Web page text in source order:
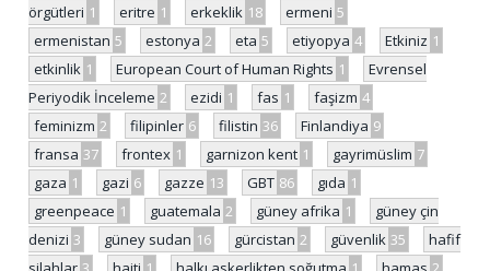
örgütleri 1 eritre 1 erkeklik 18 ermeni 5
ermenistan 5 estonya 2 eta 5 etiyopya 4 Etkiniz 1
etkinlik 1 European Court of Human Rights 1
Evrensel
Periyodik İnceleme 2 ezidi 1 fas 1 faşizm 4
feminizm 2 filipinler 6 filistin 36 Finlandiya 9
fransa 37 frontex 1 garnizon kent 1 gayrimüslim 7
gaza 1 gazi 6 gazze 13 GBT 86 gıda 1
greenpeace 1 guatemala 2 güney afrika 1
güney çin
denizi 3 güney sudan 16 gürcistan 2 güvenlik 35
hafif